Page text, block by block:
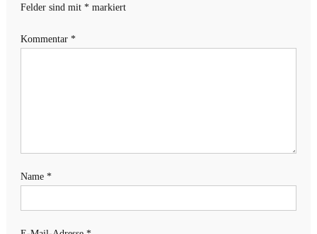
Felder sind mit *markiert
Kommentar *
Name *